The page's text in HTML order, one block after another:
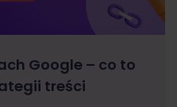
Google – co to
treści